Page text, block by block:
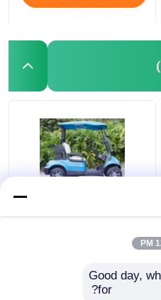
لشخصين
افضل سعرGood day,
for?